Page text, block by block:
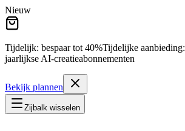
Nieuw
Tijdelijk: bespaar tot 40%Tijdelijke aanbieding:
jaarlijkse AI-creatieabonnementen
Bekijk plannen
Zijbalk wisselen